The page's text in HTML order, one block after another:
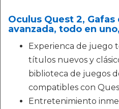
Oculus Quest 2,
avanzada, todo en
Experienca de juego
títulos nuevos y
biblioteca de juegos
compatibles con
Entretenimiento